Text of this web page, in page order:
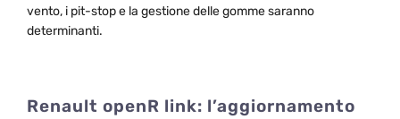
vento, i pit-stop e la gestione delle gomme saranno
determinanti.
Renault openR link: l’aggiornamento